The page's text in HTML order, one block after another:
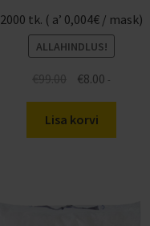
2000 tk. ( a’ 0,004€ / mask)
ALLAHINDLUS!
€99.00
Algne
hind
oli:
€99.00.
€8.00Praegune
hind
€8.00.
-
Lisa korvi